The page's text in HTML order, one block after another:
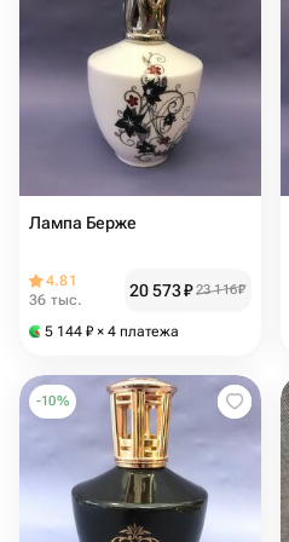
Лампа Берже
4.81
36 тыс.
20 573₽ 23 116₽
5 144 ₽ × 4 платежа
-10%